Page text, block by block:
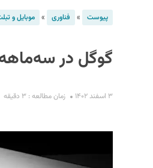
پیوست » فناوری » موبایل و
گوگل در
۳ اسفند ۱۴۰۲ زمان مطالعه : ۳ دقیقه